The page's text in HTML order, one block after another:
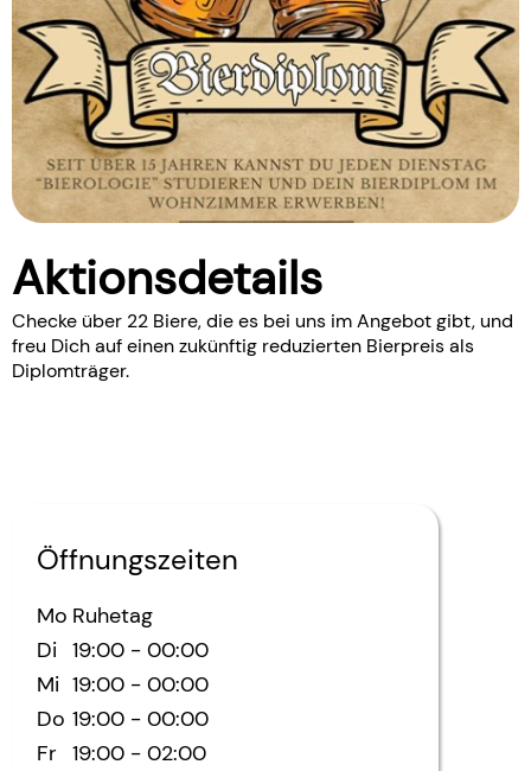
Aktionsdetails
Checke über 22 Biere, die es bei uns im Angebot gibt, und
freu Dich auf einen zukünftig reduzierten Bierpreis als
Diplomträger.
Öffnungszeiten
Mo Ruhetag
Di 19:00 - 00:00
Mi 19:00 - 00:00
Do 19:00 - 00:00
Fr 19:00 - 02:00